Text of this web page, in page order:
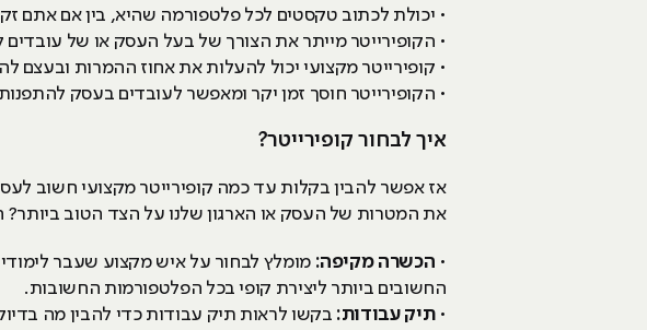
• יכולת לכתוב טקסטים לכל פלטפורמה שהיא, בין אם אתם
• הקופירייטר מייתר את הצורך של בעל העסק או של
• קופירייטר מקצועי יכול להעלות את אחוז ההמרות ובעצם
• הקופירייטר חוסך זמן יקר ומאפשר לעובדים בעסק
איך לבחור קופירייטר?
אז אפשר להבין בקלות עד כמה קופירייטר מקצועי חשוב
את המטרות של העסק או הארגון שלנו על הצד הטוב
• הכשרה מקיפה: מומלץ לבחור על איש מקצוע שעבר
החשובים ביותר ליצירת קופי בכל הפלטפורמות החשובות.
•תיק עבודות: בקשו לראות תיק עבודות כדי להבין מה